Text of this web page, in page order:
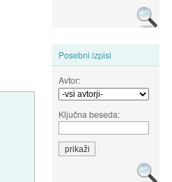
Posebni izpisi
Avtor:
Ključna beseda: